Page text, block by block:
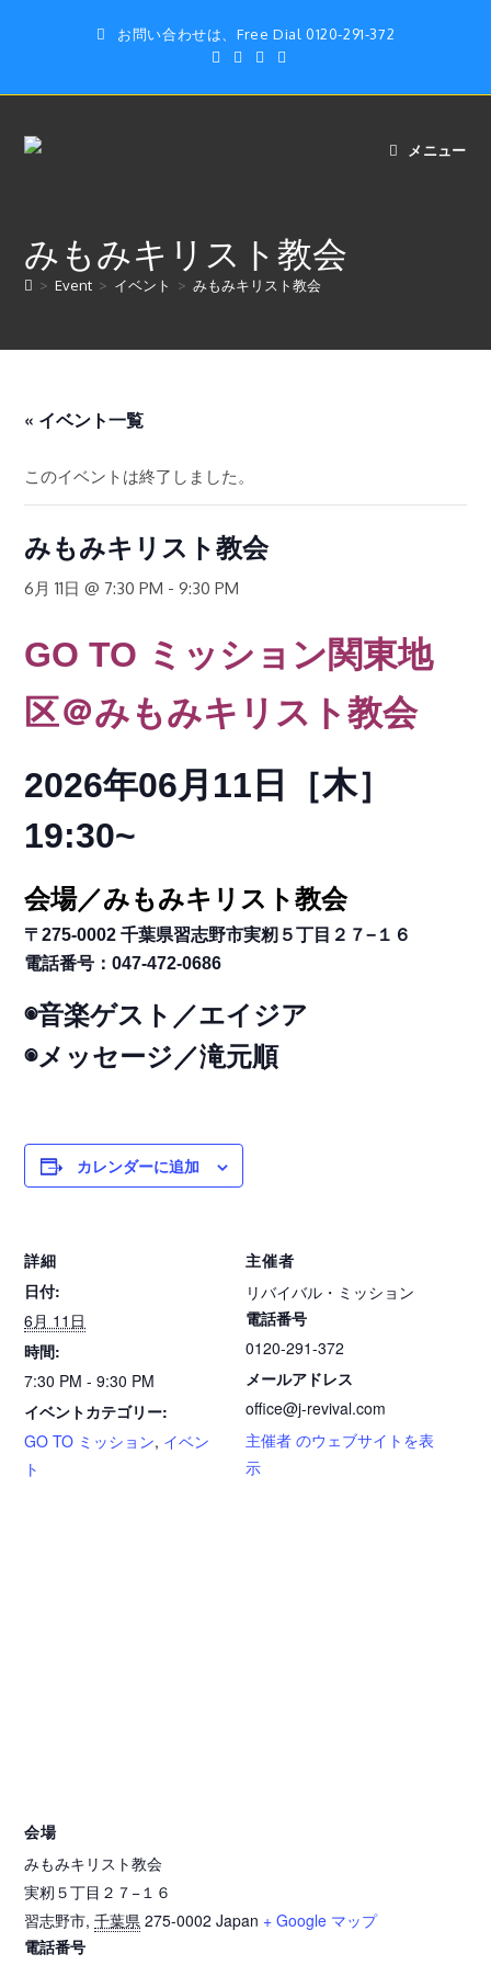
ン
お問い合わせは、Free Dial 0120-291-372
メニュー
みもみキリスト教会
> Event > イベント > みもみキリスト教会
« イベント一覧
このイベントは終了しました。
みもみキリスト教会
6月 11日 @ 7:30 PM -9:30 PM
GO TO ミッション関東地
区＠みもみキリスト教会
2026年06月11日［木］
19:30~
会場／みもみキリスト教会
〒275-0002 千葉県習志野市実籾５丁目２７−１６
電話番号：047-472-0686
◉音楽ゲスト／エイジア
◉メッセージ／滝元順
カレンダーに追加
詳細
日付:
6月 11日
時間:
7:30 PM - 9:30 PM
イベントカテゴリー:
GO TO ミッション, イベン
ト
主催者
リバイバル・ミッション
電話番号
0120-291-372
メールアドレス
office@j-revival.com
主催者 のウェブサイトを表
示
会場
みもみキリスト教会
実籾５丁目２７−１６
習志野市, 千葉県 275-0002 Japan + Google マップ
電話番号